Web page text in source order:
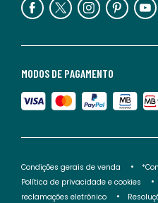
MODOS DE PAGAMENTO
Condições gerais de venda
Política de privacidade e cookies
reclamações eletrónico